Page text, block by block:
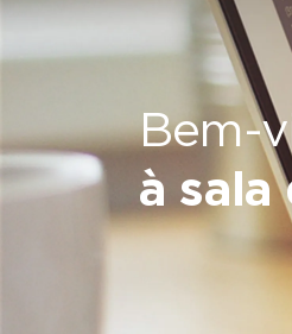
Bem-
à sala